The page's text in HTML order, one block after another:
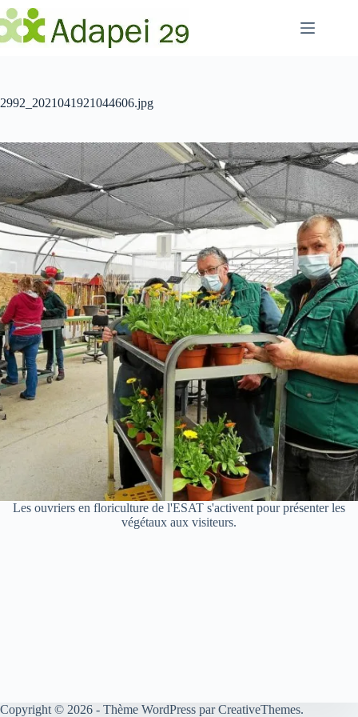
Passer
au
contenu
2992_2021041921044606.jpg
Les ouvriers en floriculture de l'ESAT s'activent pour présenter les
végétaux aux visiteurs.
Copyright © 2026 - Thème WordPress parCreativeThemes.